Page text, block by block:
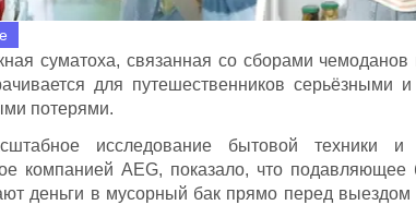
суматоха, связанная со сборами
для путешественников серьёзными
потерями.
исследование бытовой техники и
компанией AEG, показало, что
деньги в мусорный бак прямо перед выездом